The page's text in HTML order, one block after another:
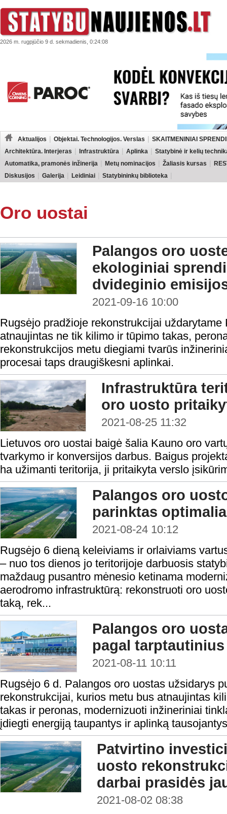
2026 m. rugpjūčio 9 d. sekmadienis, 0:24:08
Aktualijos Objektai. Technologijos. Verslas
SKAITMENINIAI
Architektūra. Interjeras
Infrastruktūra Aplinka
Statybinė ir kelių
Automatika, pramonės inžinerija
Metų nominacijos Žaliasis kursas
Diskusijos
Galerija Leidiniai Statybininkų biblioteka
Oro uostai
Palangos oro
ekologiniai
dvideginio
2021-09-16 10:00
Rugsėjo pradžioje rekonstrukcijai
atnaujintas ne tik kilimo ir tūpimo takas,
rekonstrukcijos metu diegiami tvarūs
procesai taps draugiškesni aplinkai.
Infrastruktūra
oro uosto
2021-08-25 11:32
Lietuvos oro uostai baigė šalia Kauno oro
tvarkymo ir konversijos darbus. Baigus
ha užimanti teritorija, ji pritaikyta verslo
Palangos oro
parinktas
2021-08-24 10:12
Rugsėjo 6 dieną keleiviams ir orlaiviams
– nuo tos dienos jo teritorijoje darbuosis
maždaug pusantro mėnesio ketinama
aerodromo infrastruktūrą: rekonstruoti oro
taką, rek...
Palangos oro
pagal
2021-08-11 10:11
Rugsėjo 6 d. Palangos oro uostas užsidarys
rekonstrukcijai, kurios metu bus atnaujintas
takas ir peronas, modernizuoti inžineriniai
įdiegti energiją taupantys ir aplinką
Patvirtino
uosto
darbai prasidės
2021-08-02 08:38